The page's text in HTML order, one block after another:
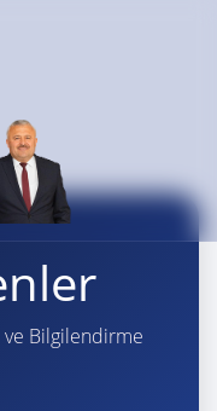
ve Bilgilendirme